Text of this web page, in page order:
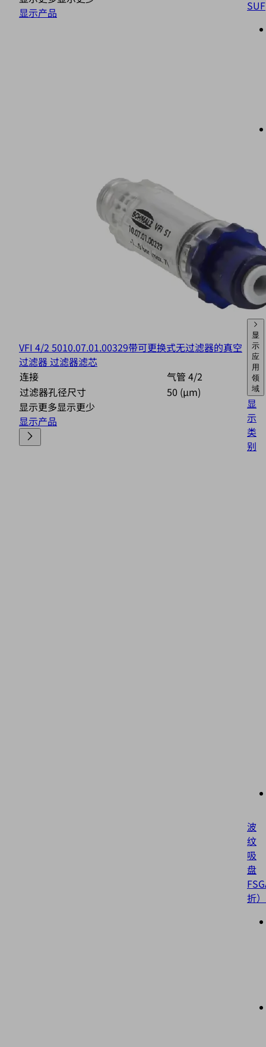
显示产品
VFI 4/2 5010.07.01.00329带可更换式无过滤器的真空
过滤器 过滤器滤芯
连接
气管 4/2
过滤器孔径尺寸
50 (µm)
显示更多显示更少
显示产品
SUF
显
示
应
用
领
域
显
示
类
别
波
纹
吸
盘
折）